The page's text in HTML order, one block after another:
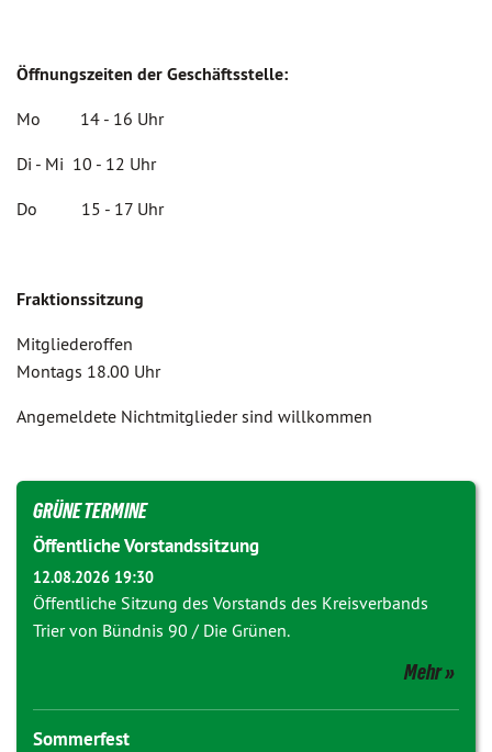
Öffnungszeiten der Geschäftsstelle:
Mo 14 - 16 Uhr
Di - Mi 10 - 12 Uhr
Do 15 - 17 Uhr
Fraktionssitzung
Mitgliederoffen
Montags 18.00 Uhr
Angemeldete Nichtmitglieder sind willkommen
GRÜNE TERMINE
Öffentliche Vorstandssitzung
12.08.2026 19:30
Öffentliche Sitzung des Vorstands des Kreisverbands
Trier von Bündnis 90 / Die Grünen.
Mehr
Sommerfest